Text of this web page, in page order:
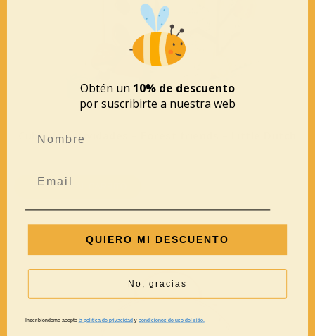
Cubo de actividades – Forest friends – Little Dutch
AÑADIR AL CARRITO
Obtén un 10% de descuento
por suscribirte a nuestra web
QUIERO MI DESCUENTO
No, gracias
Inscribiéndome acepto la política de privacidad ycondiciones de uso del sitio.